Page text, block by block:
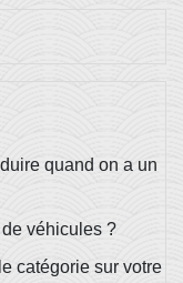
quand on a un
véhicules ?
catégorie sur votre